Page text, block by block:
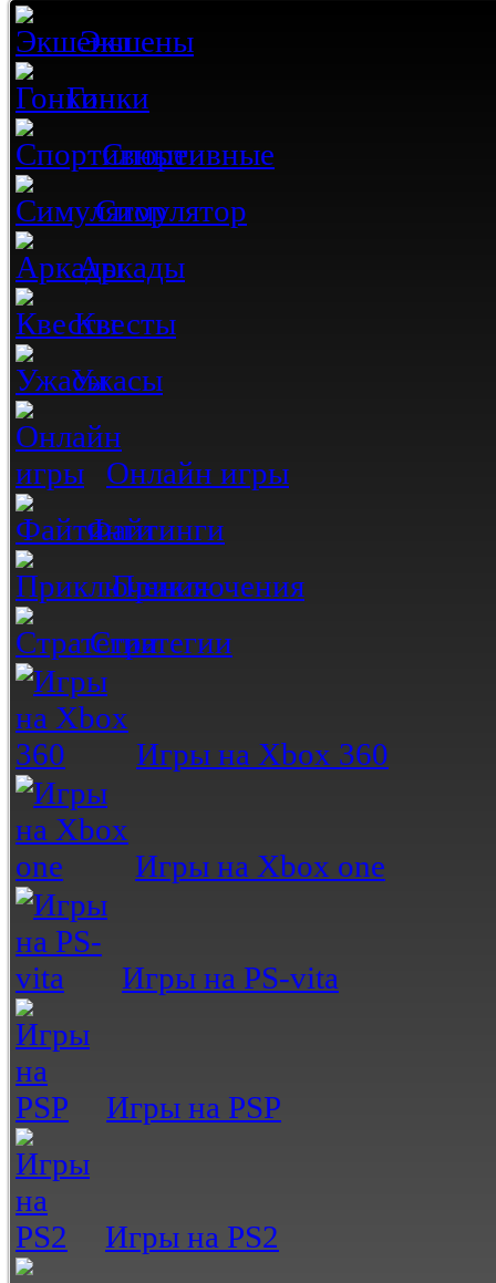
Экшены
Гонки
Спортивные
Симулятор
Аркады
Квесты
Ужасы
Онлайн игры
Файтинги
Приключения
Стратегии
Игры на Xbox 360
Игры на Xbox one
Игры на PS-vita
Игры на PSP
Игры на PS2